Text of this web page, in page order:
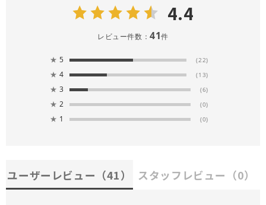
4.4
レビュー件数：41件
★ 5 (22)
★ 4 (13)
★ 3 (6)
★ 2 (0)
★ 1 (0)
ユーザーレビュー （41） スタッフレビュー （0）